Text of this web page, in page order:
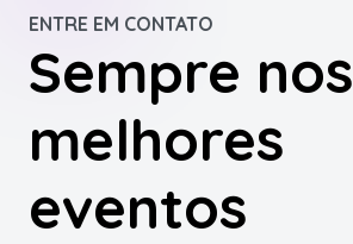
ENTRE EM CONTATO
Sempre nos
melhores
eventos